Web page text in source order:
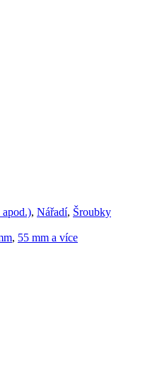
, Nářadí, Šroubky
, 55 mm a více